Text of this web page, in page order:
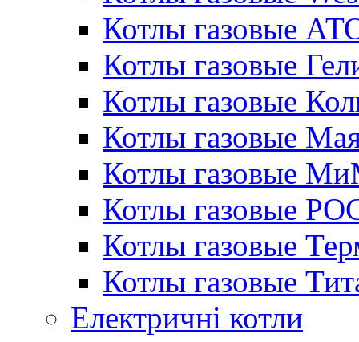
Котлы газовые
Котлы газовые
Котлы газовые
Котлы газовые
Котлы газовые
Котлы газовые
Котлы газовые
Котлы газовые
Електричні котли